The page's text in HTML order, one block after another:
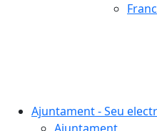
Ajuntament - Seu